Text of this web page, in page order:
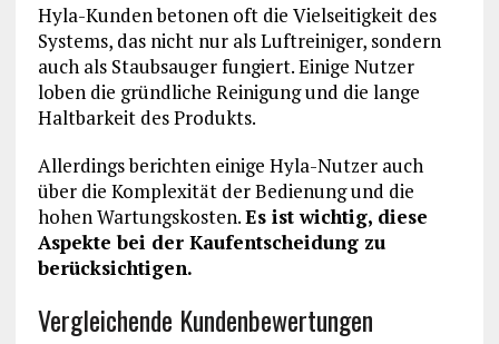
Hyla-Kunden betonen oft die Vielseitigkeit des
Systems, das nicht nur als Luftreiniger, sondern
auch als Staubsauger fungiert. Einige Nutzer
loben die gründliche Reinigung und die lange
Haltbarkeit des Produkts.
Allerdings berichten einige Hyla-Nutzer auch
über die Komplexität der Bedienung und die
hohen Wartungskosten.Es ist wichtig, diese
Aspekte bei der Kaufentscheidung zu
berücksichtigen.
Vergleichende Kundenbewertungen